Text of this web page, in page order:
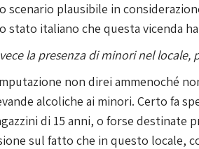
scenario plausibile in
stato italiano che questa vicenda
la presenza di minori nel
non direi ammenoché
alcoliche ai minori. Certo fa
di 15 anni, o forse
sul fatto che in questo locale,